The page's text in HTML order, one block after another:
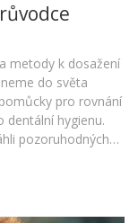
metody k dosažení
do světa
pro rovnání
dentální hygienu.
pozoruhodných
inspirativně a